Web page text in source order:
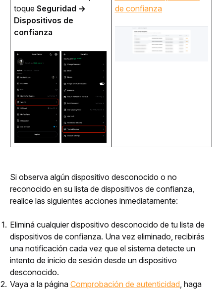
toque Seguridad →
Dispositivos de
confianza
de confianza
Si observa algún dispositivo desconocido o no
reconocido en su lista de dispositivos de confianza,
realice las siguientes acciones inmediatamente:
Eliminá cualquier dispositivo desconocido de tu lista de
dispositivos de confianza. Una vez eliminado, recibirás
una notificación cada vez que el sistema detecte un
intento de inicio de sesión desde un dispositivo
desconocido.
Vaya a la página Comprobación de autenticidad, haga